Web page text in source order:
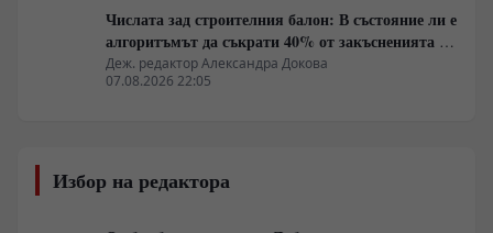
Числата зад строителния балон: В състояние ли е
алгоритъмът да съкрати 40% от закъсненията по
обектите?
Деж. редактор Александра Докова
07.08.2026 22:05
Избор на редактора